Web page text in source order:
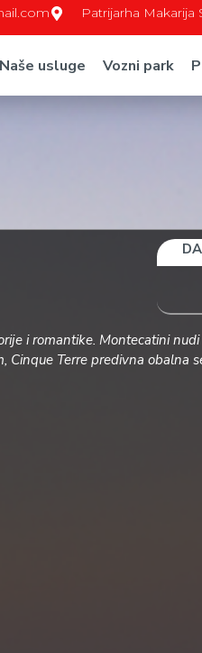
Patrijarha Makarija
Naše usluge Vozni park
i romantike. Montecatini nudi
Cinque Terre predivna obalna